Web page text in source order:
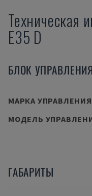
Техническая
E35 D
БЛОК УПРАВЛЕНИЯ
МАРКА УПРАВЛЕНИЯ
МОДЕЛЬ
ГАБАРИТЫ